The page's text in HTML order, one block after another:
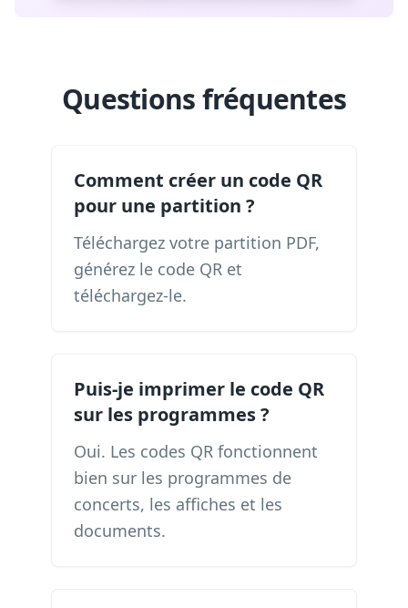
Questions fréquentes
Comment créer un code QR
pour une partition ?
Téléchargez votre partition PDF,
générez le code QR et
téléchargez-le.
Puis-je imprimer le code QR
sur les programmes ?
Oui. Les codes QR fonctionnent
bien sur les programmes de
concerts, les affiches et les
documents.